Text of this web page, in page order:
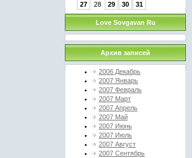
27
28 29 30 31
Love Sovgavan Ru
Архив записей
2006 Декабрь
2007 Январь
2007 Февраль
2007 Март
2007 Апрель
2007 Май
2007 Июнь
2007 Июль
2007 Август
2007 Сентябрь